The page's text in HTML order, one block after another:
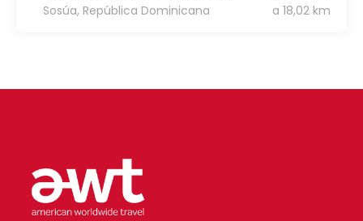
Sosúa, República Dominicana
a 18,02 km